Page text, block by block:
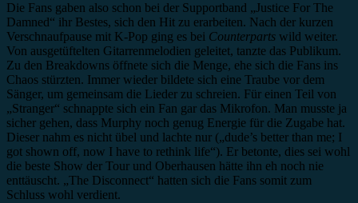
Die Fans gaben also schon bei der Supportband „Justice For The
Damned“ ihr Bestes, sich den Hit zu erarbeiten. Nach der kurzen
Verschnaufpause mit K-Pop ging es bei Counterparts wild weiter.
Von ausgetüftelten Gitarrenmelodien geleitet, tanzte das Publikum.
Zu den Breakdowns öffnete sich die Menge, ehe sich die Fans ins
Chaos stürzten. Immer wieder bildete sich eine Traube vor dem
Sänger, um gemeinsam die Lieder zu schreien. Für einen Teil von
„Stranger“ schnappte sich ein Fan gar das Mikrofon. Man musste ja
sicher gehen, dass Murphy noch genug Energie für die Zugabe hat.
Dieser nahm es nicht übel und lachte nur („dude’s better than me; I
got shown off, now I have to rethink life“). Er betonte, dies sei wohl
die beste Show der Tour und Oberhausen hätte ihn eh noch nie
enttäuscht. „The Disconnect“ hatten sich die Fans somit zum
Schluss wohl verdient.